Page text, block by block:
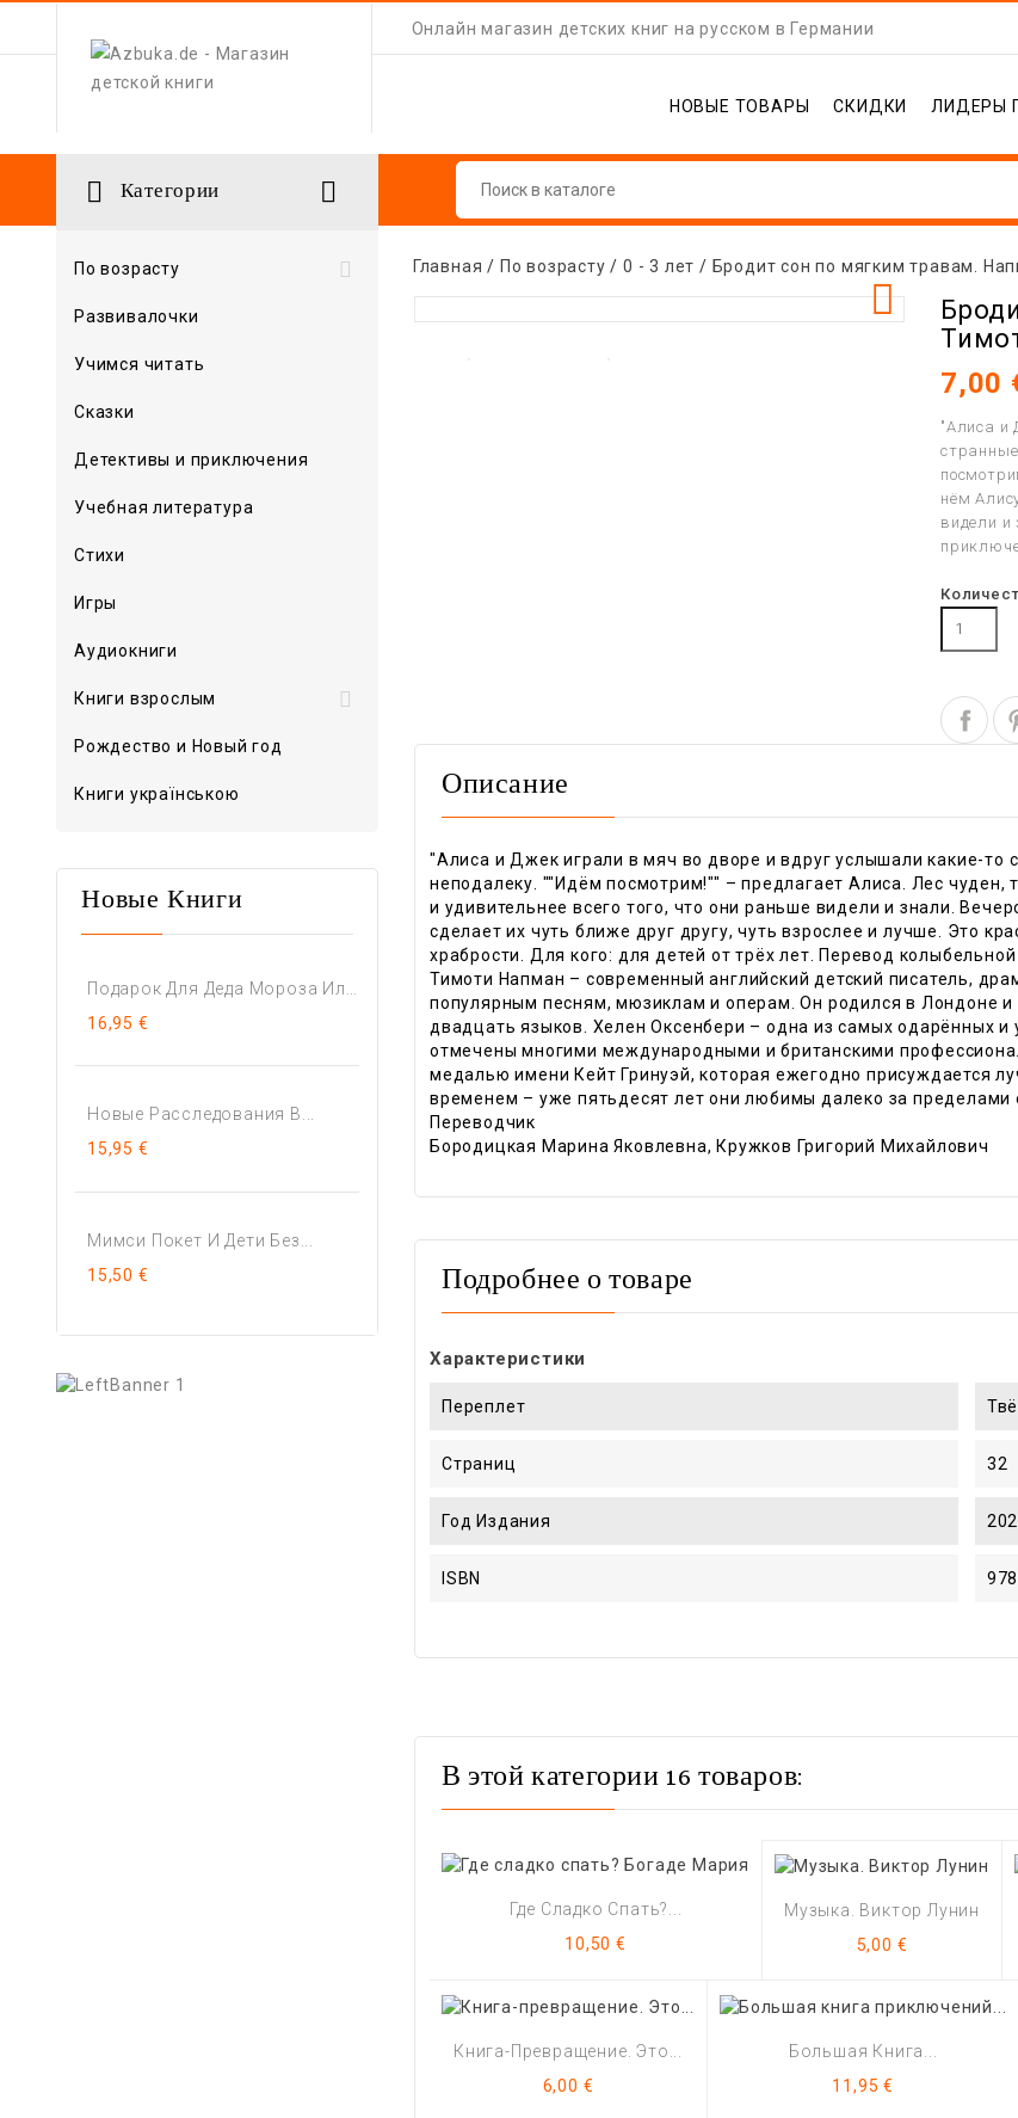
Онлайн магазин детских книг на русском в Германии
НОВЫЕ ТОВАРЫ СКИДКИ ЛИДЕРЫ
 Категории 

По возрасту
Развивалочки
Учимся читать
Сказки
Детективы и приключения
Учебная литература
Стихи
Игры
Аудиокниги

Книги взрослым
Рождество и Новый год
Книги українською
Новые Книги
16,95 €
Новые Расследования В...
15,95 €
Мимси Покет И Дети Без...
15,50 €
Главная По возрасту 0 - 3 лет Бродит сон по мягким травам.

7,00
"Алиса и
нём
видели и
Описание
"Алиса и Джек играли в мяч во дворе и вдруг услышали какие-то
неподалеку. ""Идём посмотрим!"" – предлагает Алиса. Лес
и удивительнее всего того, что они раньше видели и знали.
сделает их чуть ближе друг другу, чуть взрослее и лучше. Это
храбрости. Для кого: для детей от трёх лет. Перевод
Тимоти Напман – современный английский детский писатель,
популярным песням, мюзиклам и операм. Он родился в Лондоне
двадцать языков. Хелен Оксенбери – одна из самых одарённых
отмечены многими международными и британскими
медалью имени Кейт Гринуэй, которая ежегодно присуждается
временем – уже пятьдесят лет они любимы далеко за пределами
Переводчик
Бородицкая Марина Яковлевна, Кружков Григорий Михайлович
Подробнее о товаре
Характеристики
Переплет
Страниц 32
Год Издания
ISBN
В этой категории 16 товаров:
Где Сладко Спать?...
Цена
10,50 €
Музыка. Виктор Лунин
Цена
5,00 €
Книга-Превращение. Это...
Цена
6,00 €
Большая Книга...
Цена
11,95 €